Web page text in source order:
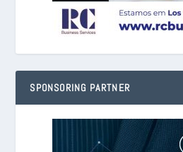
SPONSORING PARTNER